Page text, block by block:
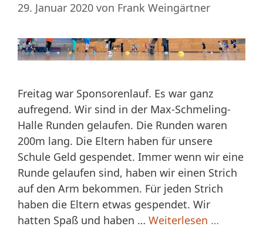
29. Januar 2020 von Frank Weingärtner
Freitag war Sponsorenlauf. Es war ganz
aufregend. Wir sind in der Max-Schmeling-
Halle Runden gelaufen. Die Runden waren
200m lang. Die Eltern haben für unsere
Schule Geld gespendet. Immer wenn wir eine
Runde gelaufen sind, haben wir einen Strich
auf den Arm bekommen. Für jeden Strich
haben die Eltern etwas gespendet. Wir
hatten Spaß und haben … Weiterlesen …